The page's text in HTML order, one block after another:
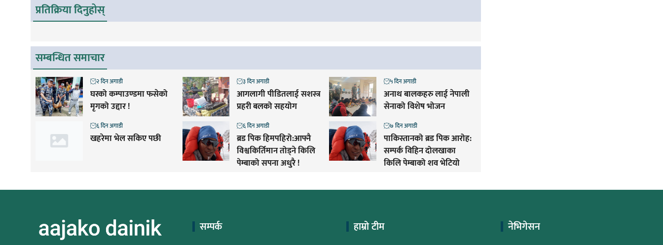
प्रतिक्रिया दिनुहोस्
सम्बन्धित समाचार
घरको कम्पाउण्डमा फसेको
मृगको उद्दार !
२ दिन अगाडी
आगलागी पीडितलाई सशस्त्र
प्रहरी बलको सहयोग
३ दिन अगाडी
अनाथ बालकहरु लाई नेपाली
सेनाको विशेष भोजन
५ दिन अगाडी
खहरेमा भेल सकिए पछी
६ दिन अगाडी
ब्रड पिक हिमपहिरो:आफ्नै
विश्वकिर्तिमान तोड्ने किलि
पेम्बाको सपना अधुरै !
६ दिन अगाडी
पाकिस्तानको ब्रड पिक आरोह‌‌:
सम्पर्क विहिन दोलखाका
किलि पेम्बाको शव भेटियो
७ दिन अगाडी
सम्पर्क हाम्रो टीम नेभिगेसन